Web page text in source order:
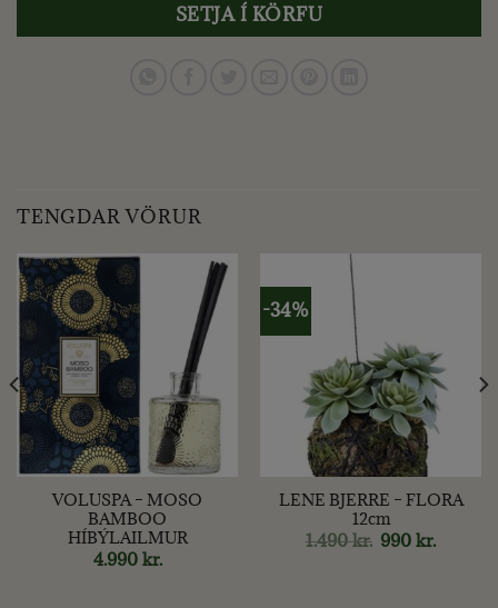
SETJA Í KÖRFU
TENGDAR VÖRUR
VOLUSPA – MOSO
BAMBOO
HÍBÝLAILMUR
4.990 kr.
-34%
LENE BJERRE – FLORA
12cm
1.490kr. Original
price
990kr.
price